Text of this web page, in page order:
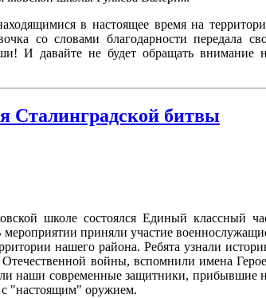
в настоящее время на
со словами благодарности передала
И давайте не будет обращать внимание
Сталинградской битвы
школе состоялся Единый классный
приняли участие
нашего района. Ребята узнали
войны, вспомнили имена
наши современные защитники, прибывшие
с "настоящим" оружием.